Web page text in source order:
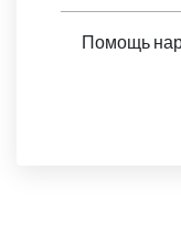
Помощь